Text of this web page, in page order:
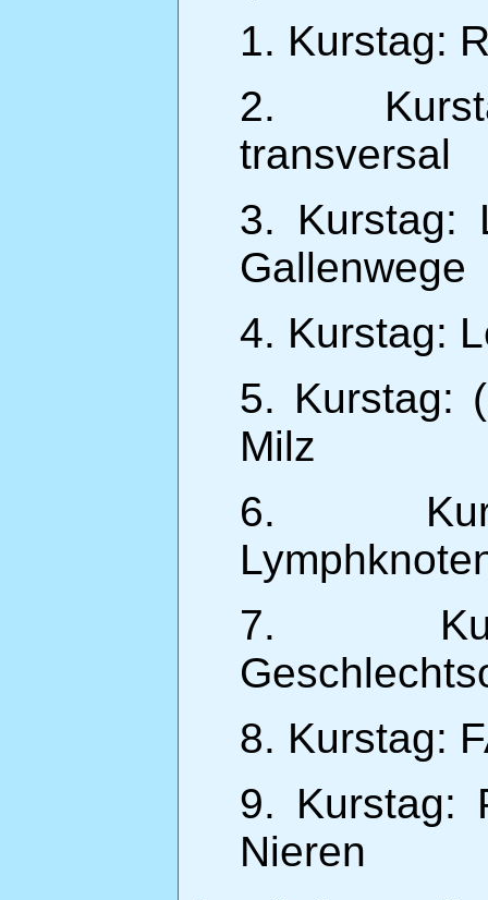
1. Kurstag:
2.
transversal
3. Kurstag:
Gallenwege
4. Kurstag:
5. Kurstag:
Milz
6.
7.
8. Kurstag:
9. Kurstag:
Nieren